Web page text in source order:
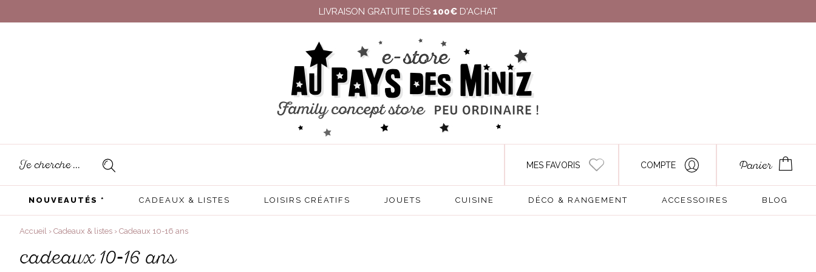
LIVRAISON GRATUITE DÈS 100€ D'ACHAT
Panier
COMPTE
MES FAVORIS
NOUVEAUTÉS * CADEAUX & LISTES LOISIRS CRÉATIFS JOUETS CUISINE DÉCO & RANGEMENT ACCESSOIRES BLOG
Accueil › Cadeaux & listes › Cadeaux 10-16 ans
cadeaux 10-16 ans